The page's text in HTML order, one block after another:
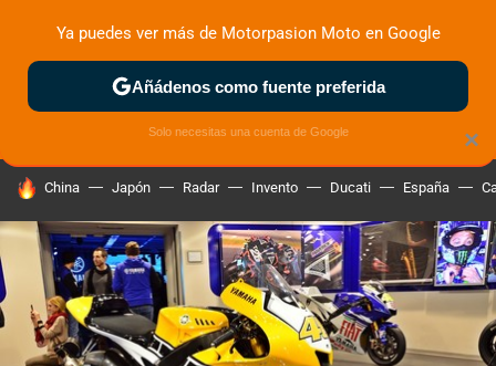
ZONA DE PRUEBAS DEPORTIVAS MOTOS ELÉCTRICAS
HOY SE HABLA DE
China Japón Radar Invento Ducati España
×
Ya puedes ver más de Motorpasion Moto en Google
Añádenos como fuente preferida
Solo necesitas una cuenta de Google